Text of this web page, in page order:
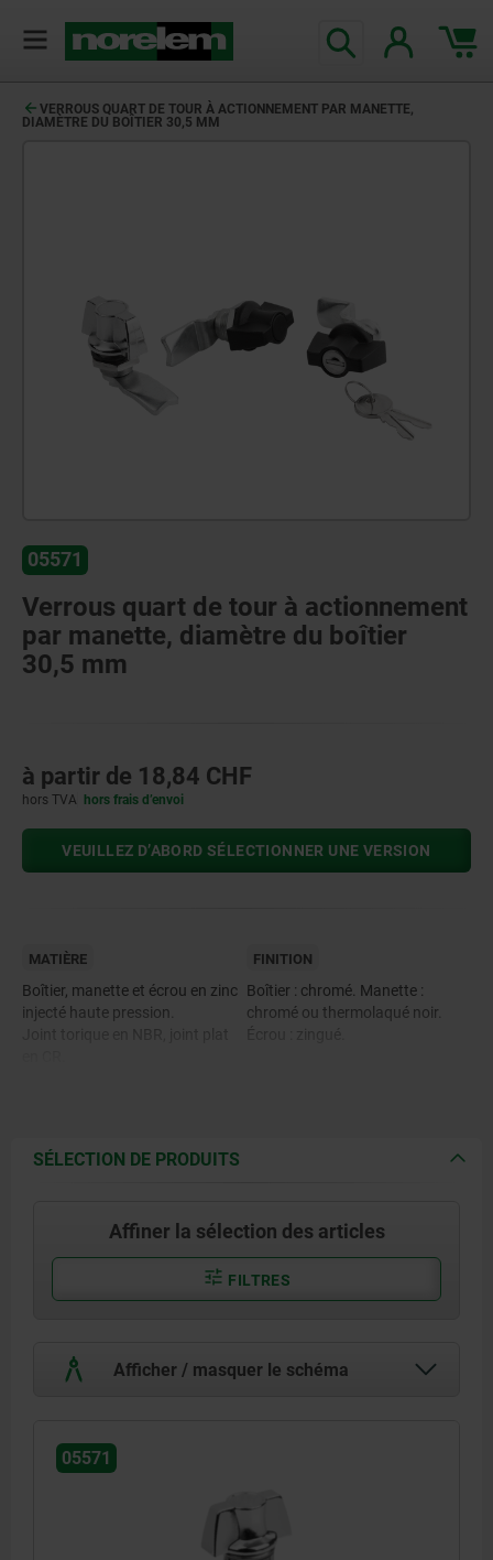
VERROUS QUART DE TOUR À ACTIONNEMENT PAR MANETTE,
DIAMÈTRE DU BOÎTIER 30,5 MM
05571
Verrous quart de tour à actionnement
par manette, diamètre du boîtier
30,5 mm
à partir de 18,84 CHF
hors TVA hors frais d’envoi
VEUILLEZ D’ABORD SÉLECTIONNER UNE VERSION
MATIÈRE
Boîtier, manette et écrou en zinc
injecté haute pression.
FINITION
Boîtier : chromé. Manette :
chromé ou thermolaqué noir.
SÉLECTION DE PRODUITS
Affiner la sélection des articles
FILTRES
Afficher / masquer le schéma
05571